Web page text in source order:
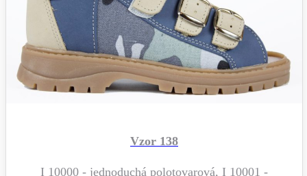
Vzor 138
I 10000 - jednoduchá polotovarová, I 10001 -